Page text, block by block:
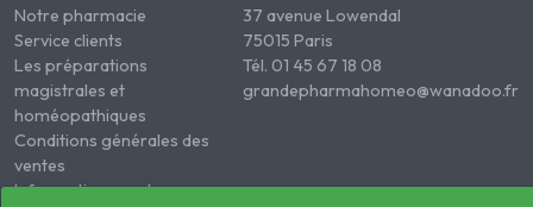
Notre pharmacie
Service clients
Les préparations
magistrales et
homéopathiques
Conditions générales des
ventes
Informations sur le
37 avenue Lowendal
75015 Paris
Tél. 01 45 67 18 08
grandepharmahomeo@wanadoo.fr